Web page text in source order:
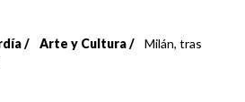
Arte y Cultura
Milán, tras